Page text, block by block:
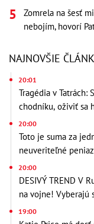
Zomrela na šesť
nebojím, hovorí
NAJNOVŠIE
20:01
Tragédia v Tatrách:
chodníku, oživiť sa
20:00
Toto je suma za
neuveriteľné
20:00
DESIVÝ TREND V
na vojne! Vyberajú
19:00